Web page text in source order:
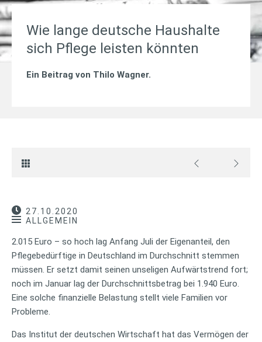
Wie lange deutsche Haushalte
sich Pflege leisten könnten
Ein Beitrag von Thilo Wagner.
27.10.2020
ALLGEMEIN
2.015 Euro – so hoch lag Anfang Juli der Eigenanteil, den
Pflegebedürftige in Deutschland im Durchschnitt stemmen
müssen. Er setzt damit seinen unseligen Aufwärtstrend fort;
noch im Januar lag der Durchschnittsbetrag bei 1.940 Euro.
Eine solche finanzielle Belastung stellt viele Familien vor
Probleme.
Das Institut der deutschen Wirtschaft hat das Vermögen der